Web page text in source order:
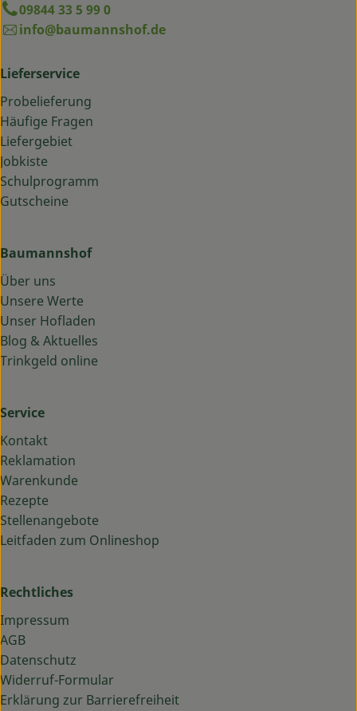
09844 33 5 99 0
info@baumannshof.de
Lieferservice
Probelieferung
Häufige Fragen
Liefergebiet
Jobkiste
Schulprogramm
Gutscheine
Baumannshof
Über uns
Unsere Werte
Unser Hofladen
Blog & Aktuelles
Trinkgeld online
Service
Kontakt
Reklamation
Warenkunde
Rezepte
Stellenangebote
Leitfaden zum Onlineshop
Rechtliches
Impressum
AGB
Datenschutz
Widerruf-Formular
Erklärung zur Barrierefreiheit